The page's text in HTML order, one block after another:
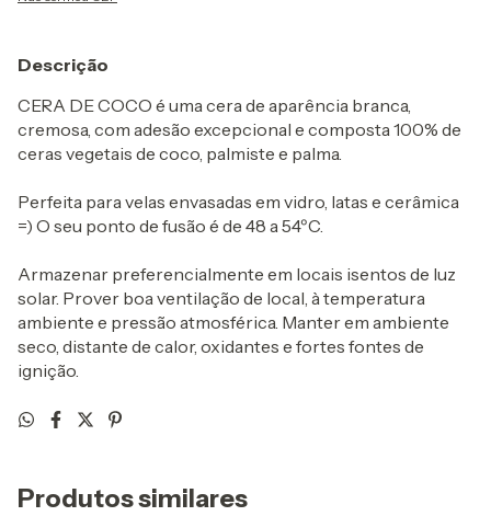
Descrição
CERA DE COCO é uma cera de aparência branca,
cremosa, com adesão excepcional e composta 100% de
ceras vegetais de coco, palmiste e palma.
Perfeita para velas envasadas em vidro, latas e cerâmica
=) O seu ponto de fusão é de 48 a 54ºC.
Armazenar preferencialmente em locais isentos de luz
solar. Prover boa ventilação de local, à temperatura
ambiente e pressão atmosférica. Manter em ambiente
seco, distante de calor, oxidantes e fortes fontes de
ignição.
Produtos similares